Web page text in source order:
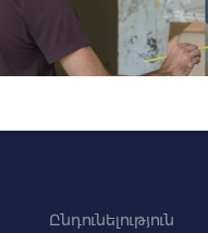
Ընդունելություն